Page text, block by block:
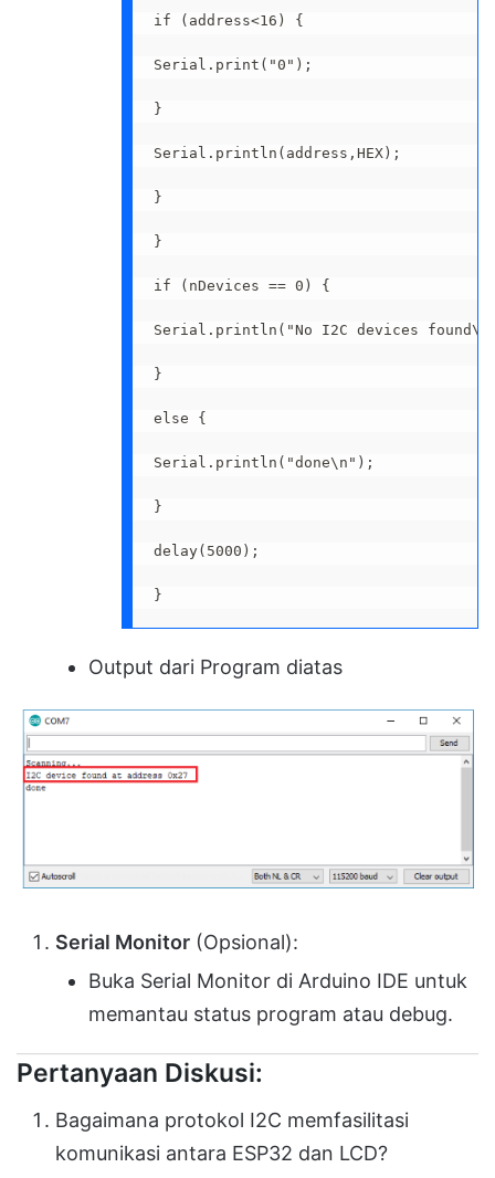
if (address<16) {
Serial.print("0");
}
Serial.println(address,HEX);
}
}
if (nDevices == 0) {
Serial.println("No I2C devices
}
else {
Serial.println("done\n");
}
delay(5000);
}
Output dari Program diatas
Serial Monitor (Opsional):
Buka Serial Monitor di Arduino IDE untuk
memantau status program atau debug.
Pertanyaan Diskusi:
Bagaimana protokol I2C memfasilitasi
komunikasi antara ESP32 dan LCD?